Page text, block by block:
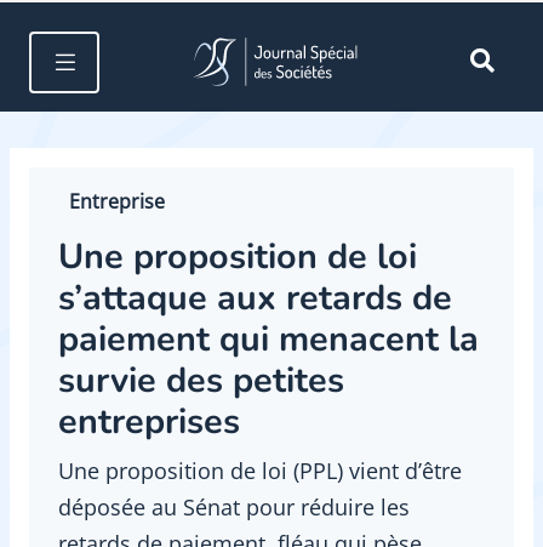
Entreprise
Une proposition de loi
s’attaque aux retards de
paiement qui menacent la
survie des petites
entreprises
Une proposition de loi (PPL) vient d’être
déposée au Sénat pour réduire les